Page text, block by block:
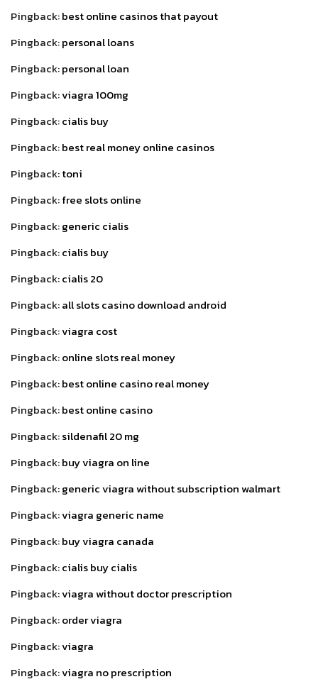
Pingback:best online casinos that payout
Pingback:personal loans
Pingback:personal loan
Pingback:viagra 100mg
Pingback:cialis buy
Pingback:best real money online casinos
Pingback:toni
Pingback:free slots online
Pingback:generic cialis
Pingback:cialis buy
Pingback:cialis 20
Pingback:all slots casino download android
Pingback:viagra cost
Pingback:online slots real money
Pingback:best online casino real money
Pingback:best online casino
Pingback:sildenafil 20 mg
Pingback:buy viagra on line
Pingback:generic viagra without subscription walmart
Pingback:viagra generic name
Pingback:buy viagra canada
Pingback:cialis buy cialis
Pingback:viagra without doctor prescription
Pingback:order viagra
Pingback:viagra
Pingback:viagra no prescription